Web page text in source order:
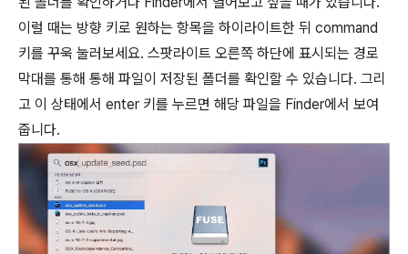
이럴 때는 방향 키로 원하는 항목을 하이라이트한 뒤 command
키를 꾸욱 눌러보세요. 스팟라이트 오른쪽 하단에 표시되는 경로
막대를 통해 통해 파일이 저장된 폴더를 확인할 수 있습니다. 그리
고 이 상태에서 enter 키를 누르면 해당 파일을 Finder에서 보여
줍니다.